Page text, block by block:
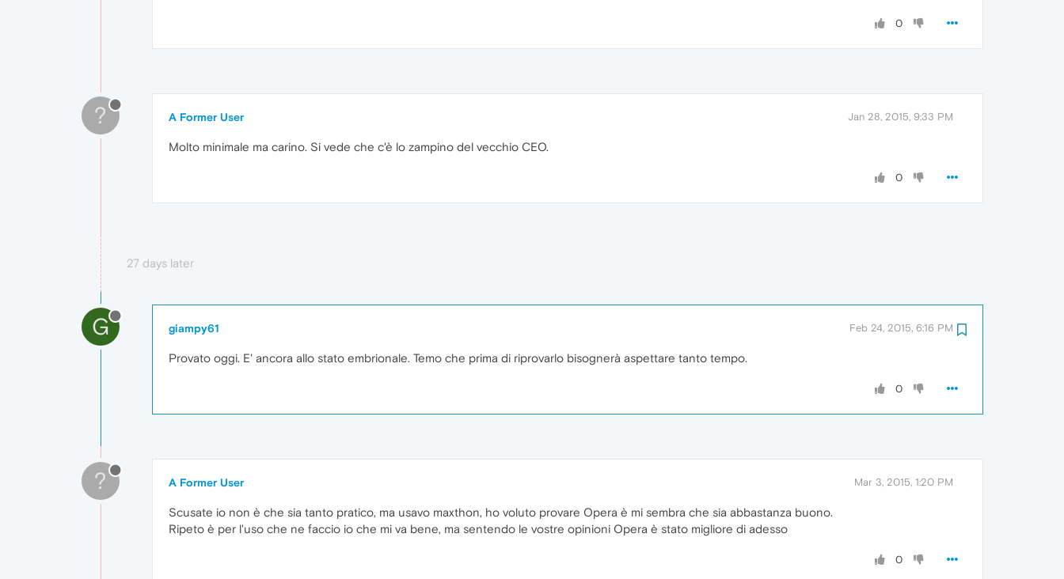
0
? A Former User Jan 28, 2015, 9:33 PM
Molto minimale ma carino. Si vede che c'è lo zampino del vecchio CEO.
0
27 days later
G giampy61 Feb 24, 2015, 6:16 PM
Provato oggi. E' ancora allo stato embrionale. Temo che prima di riprovarlo bisognerà aspettare tanto tempo.
0
? A Former User Mar 3, 2015, 1:20 PM
Scusate io non è che sia tanto pratico, ma usavo maxthon, ho voluto provare Opera è mi sembra che sia abbastanza buono.
Ripeto è per l'uso che ne faccio io che mi va bene, ma sentendo le vostre opinioni Opera è stato migliore di adesso
0